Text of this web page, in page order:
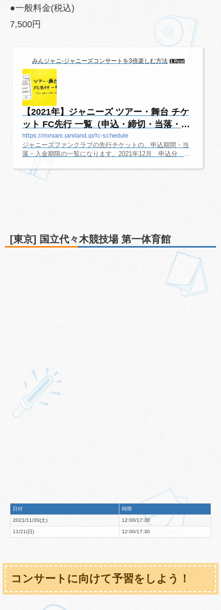
●一般料金(税込)
7,500円
みんジャニ-ジャニーズコンサートを3倍楽しむ方法 1 Post
【2021年】ジャニーズ ツアー・舞台 チケ
ット FC先行 一覧（申込・締切・当落・
入...
https://minjani.janiland.jp/fc-schedule
ジャニーズファンクラブの先行チケットの、申込期間・当
落・入金期限の一覧になります。2021年12月 申込分 舞
ット種類カウコンカウコン申込期間：12/7（火）14:00～1
2/9（木）12:00当落：12/17（金）入金：12/20（月）23:59
[東京] 国立代々木競技場 第一体育館
日付 時間
2021/11/20(土) 12:00/17:30
11/21(日) 12:00/17:30
コンサートに向けて予習をしよう！